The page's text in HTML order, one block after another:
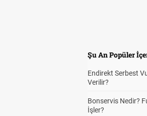
Şu An Popüler
Endirekt Serbest
Verilir?
Bonservis Nedir?
İşler?